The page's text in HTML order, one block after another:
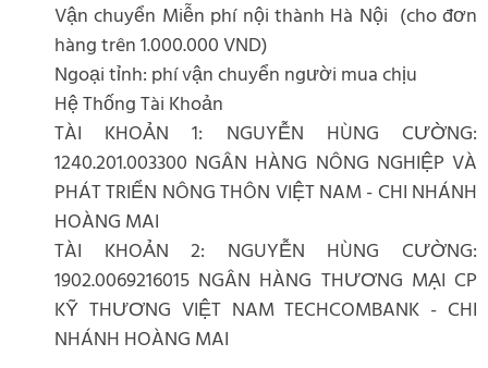
Vận chuyển Miễn phí nội thành Hà Nội (cho đơn
hàng trên 1.000.000 VND)
Ngoại tỉnh: phí vận chuyển người mua chịu
Hệ Thống Tài Khoản
TÀI KHOẢN 1: NGUYỄN HÙNG CƯỜNG:
1240.201.003300 NGÂN HÀNG NÔNG NGHIỆP VÀ
PHÁT TRIỂN NÔNG THÔN VIỆT NAM - CHI NHÁNH
HOÀNG MAI
TÀI KHOẢN 2: NGUYỄN HÙNG CƯỜNG:
1902.0069216015 NGÂN HÀNG THƯƠNG MẠI CP
KỸ THƯƠNG VIỆT NAM TECHCOMBANK - CHI
NHÁNH HOÀNG MAI